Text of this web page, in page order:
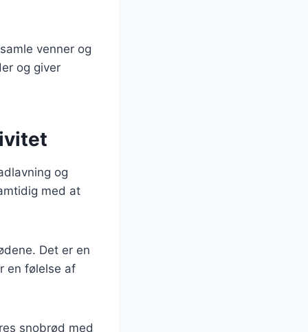
venner og
og giver
og
med at
Det er en
en følelse af
snobrød med